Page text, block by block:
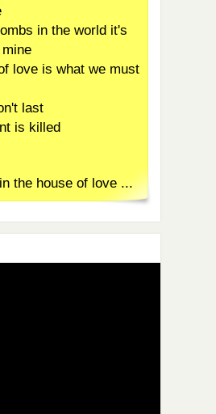
in the world it's
love is what we must
last
is killed
the house of love ...